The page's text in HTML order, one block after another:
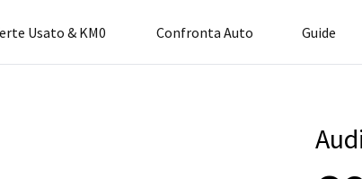
Usato & KM0 Confronta Auto Guide
Audi